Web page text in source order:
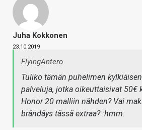
Juha Kokkonen
23.10.2019
FlyingAntero
Tuliko tämän puhelimen
palveluja, jotka oikeuttaisivat 50€
Honor 20 malliin nähden? Vai
brändäys tässä extraa? :hmm: